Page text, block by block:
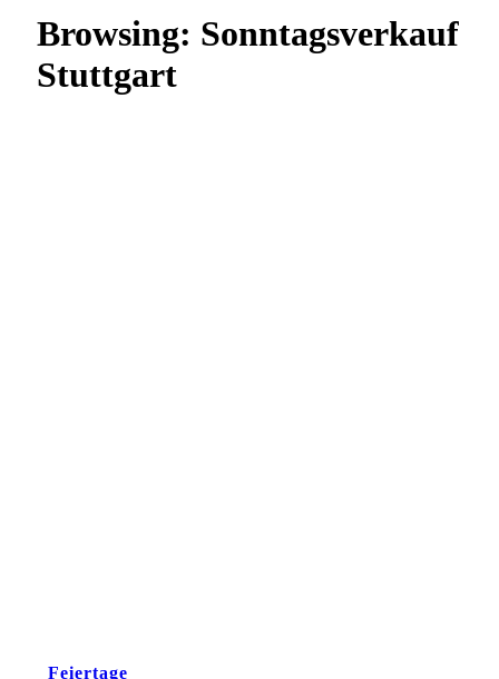
Browsing: Sonntagsverkauf
Stuttgart
Feiertage